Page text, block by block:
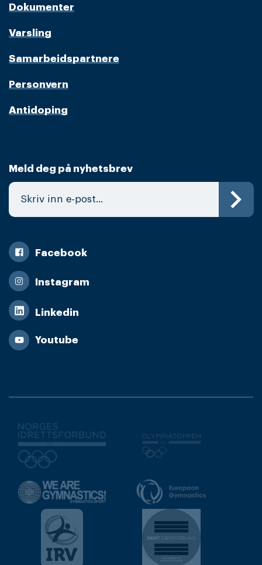
Dokumenter
Varsling
Samarbeidspartnere
Personvern
Antidoping
Meld deg på nyhetsbrev
Facebook
Instagram
Linkedin
Youtube